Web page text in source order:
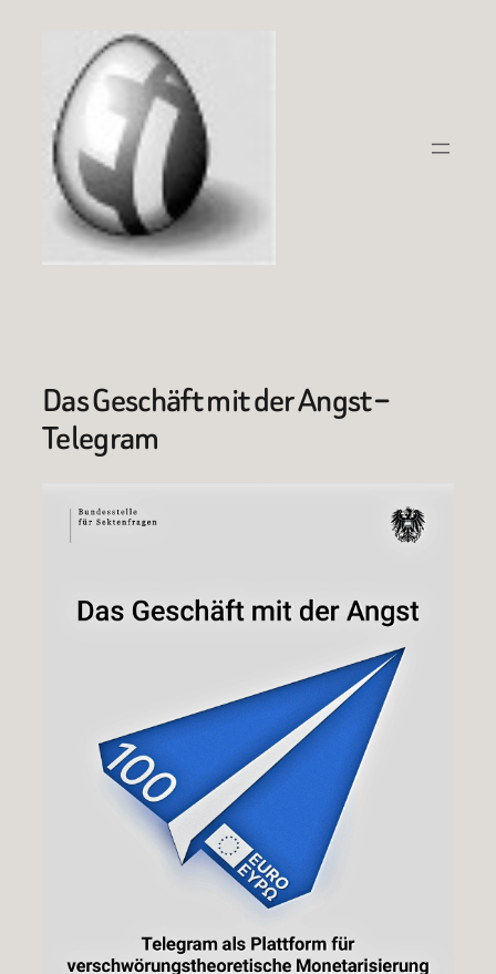
springen
Das Geschäft mit der Angst –
Telegram